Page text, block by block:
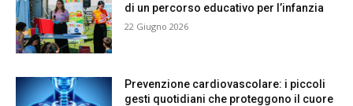
di un percorso educativo per l’infanzia
22 Giugno 2026
Prevenzione cardiovascolare: i piccoli
gesti quotidiani che proteggono il cuore